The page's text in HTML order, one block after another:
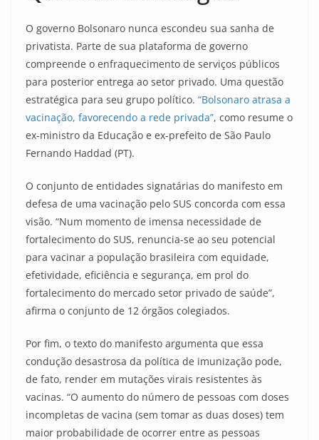
O governo Bolsonaro nunca escondeu sua sanha de
privatista. Parte de sua plataforma de governo
compreende o enfraquecimento de serviços públicos
para posterior entrega ao setor privado. Uma questão
estratégica para seu grupo político. “Bolsonaro atrasa a
vacinação, favorecendo a rede privada”, como resume o
ex-ministro da Educação e ex-prefeito de São Paulo
Fernando Haddad (PT).
O conjunto de entidades signatárias do manifesto em
defesa de uma vacinação pelo SUS concorda com essa
visão. “Num momento de imensa necessidade de
fortalecimento do SUS, renuncia-se ao seu potencial
para vacinar a população brasileira com equidade,
efetividade, eficiência e segurança, em prol do
fortalecimento do mercado setor privado de saúde”,
afirma o conjunto de 12 órgãos colegiados.
Por fim, o texto do manifesto argumenta que essa
condução desastrosa da política de imunização pode,
de fato, render em mutações virais resistentes às
vacinas. “O aumento do número de pessoas com doses
incompletas de vacina (sem tomar as duas doses) tem
maior probabilidade de ocorrer entre as pessoas